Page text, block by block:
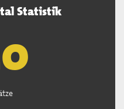
Statistik